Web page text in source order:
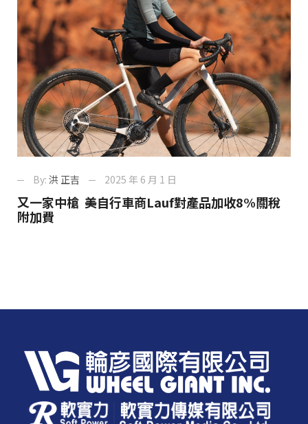
By: 洪 正吉 2025 年 6 月 1 日
又一家中槍 美自行車商Lauf對產品加收8%關稅
附加費